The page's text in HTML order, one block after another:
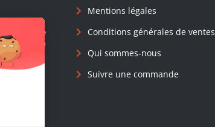
de l'Homme
en
Mentions légales
Conditions générales de ventes
Qui sommes-nous
Suivre une commande